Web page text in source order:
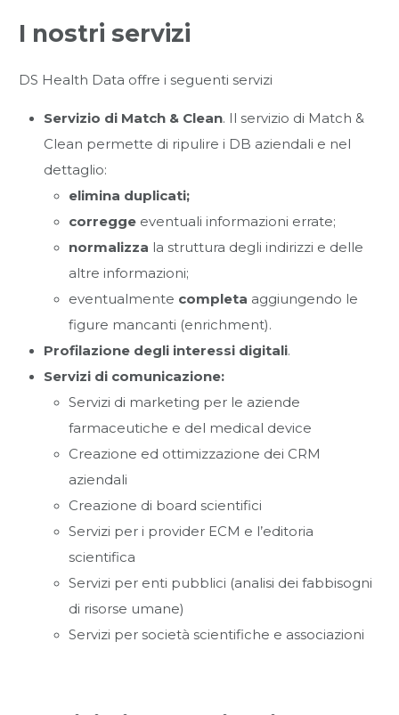
I nostri servizi
DS Health Data offre i seguenti servizi
Servizio di Match & Clean. Il servizio di Match &
Clean permette di ripulire i DB aziendali e nel
dettaglio:
elimina duplicati;
corregge eventuali informazioni errate;
normalizza la struttura degli indirizzi e delle
altre informazioni;
eventualmente completa aggiungendo le
figure mancanti (enrichment).
Profilazione degli interessi digitali.
Servizi di comunicazione:
Servizi di marketing per le aziende
farmaceutiche e del medical device
Creazione ed ottimizzazione dei CRM
aziendali
Creazione di board scientifici
Servizi per i provider ECM e l’editoria
scientifica
Servizi per enti pubblici (analisi dei fabbisogni
di risorse umane)
Servizi per società scientifiche e associazioni